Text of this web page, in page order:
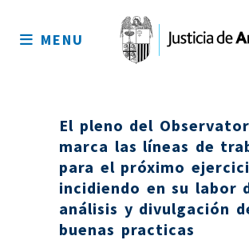
sitio
MENU
El pleno del
marca las líneas de
para el próximo
incidiendo en su labor
análisis y divulgación
buenas practicas